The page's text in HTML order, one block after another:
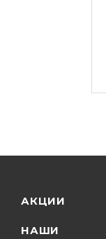
АКЦИИ
НАШИ